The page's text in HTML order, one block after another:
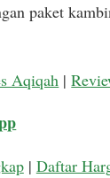
paket
Aqiqah |
| Daftar